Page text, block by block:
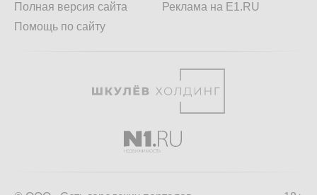
Полная версия сайта
Помощь по сайту
Реклама на E1.RU